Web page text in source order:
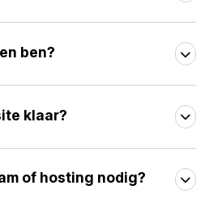
ben?
klaar?
of hosting nodig?